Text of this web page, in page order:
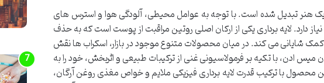
یک هنر تبدیل شده است. با توجه به عوامل محیطی، آلودگی هوا و استرس های
دارد. لایه برداری یکی از ارکان اصلی روتین مراقبت از پوست است که به حذف
شایانی می کند. در میان محصولات متنوع موجود در بازار، اسکراب ها نقش
میس ادن، با تکیه بر فرمولاسیونی غنی از ترکیبات طبیعی و اثربخش، خود را به
محصول با ترکیب قدرت لایه برداری فیزیکی ملایم و خواص مغذی روغن آرگان،